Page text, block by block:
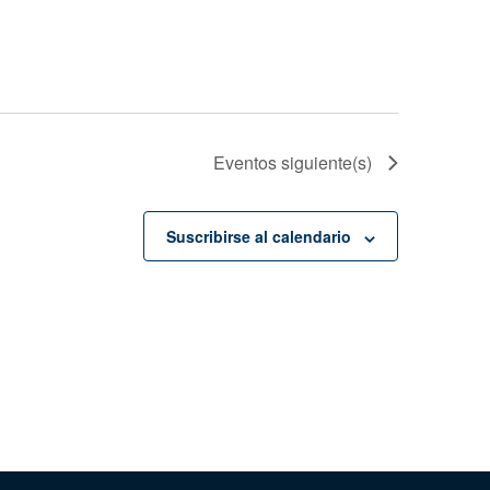
Eventossiguiente(s)
Suscribirse al calendario